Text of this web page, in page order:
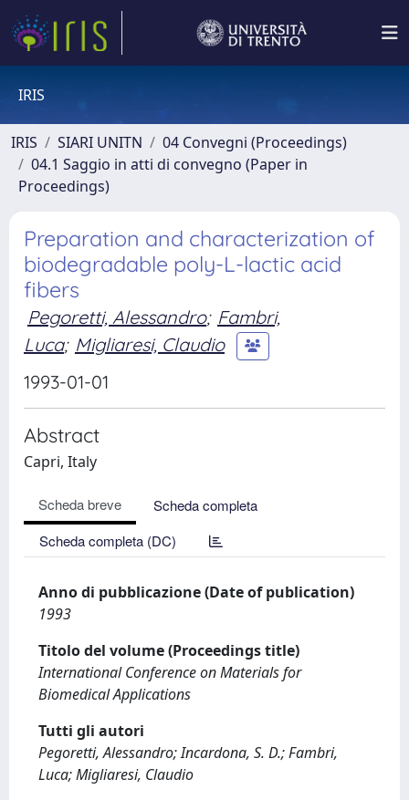
IRIS
IRIS SIARI UNITN
04 Convegni (Proceedings)
04.1 Saggio in atti di convegno (Paper in
Proceedings)
Preparation and characterization of
biodegradable poly-L-lactic acid
fibers
Pegoretti, Alessandro; Fambri,
Luca; Migliaresi, Claudio
1993-01-01
Abstract
Capri, Italy
Scheda breve
Scheda completa
Scheda completa (DC)
Anno di pubblicazione (Date of publication)
1993
Titolo del volume (Proceedings title)
International Conference on Materials for
Biomedical Applications
Tutti gli autori
Pegoretti, Alessandro; Incardona, S. D.; Fambri,
Luca; Migliaresi, Claudio